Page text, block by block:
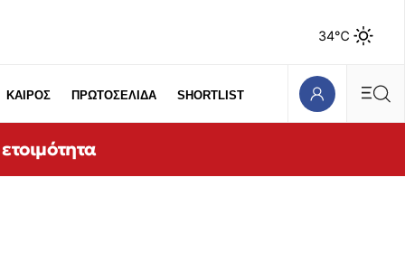
34℃
ΚΑΙΡΟΣ ΠΡΩΤΟΣΕΛΙΔΑ SHORTLIST